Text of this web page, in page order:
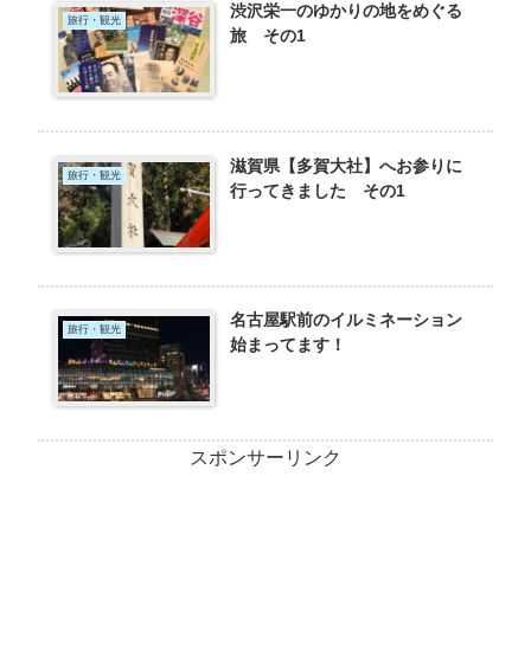
旅行・観光
渋沢栄一のゆかりの地をめぐる
旅 その1
旅行・観光
滋賀県【多賀大社】へお参りに
行ってきました その1
旅行・観光
名古屋駅前のイルミネーション
始まってます！
スポンサーリンク